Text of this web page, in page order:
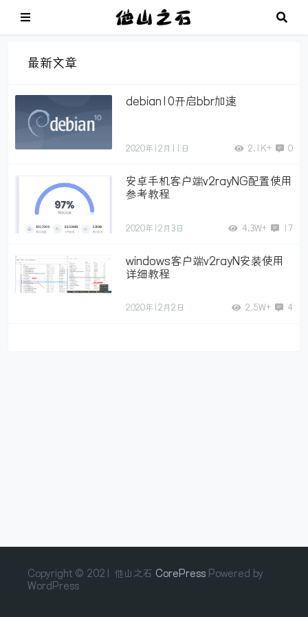
最新文章
debian10开启bbr加速
2020年12月11日 2.1K+ 0
安卓手机客户端v2rayNG配置使用
参考教程
2020年12月3日 4.3W+ 17
windows客户端v2rayN安装使用
详细教程
2020年12月2日 2.5W+ 4
Copyright © 2021 他山之石 CorePress Powered by
WordPress